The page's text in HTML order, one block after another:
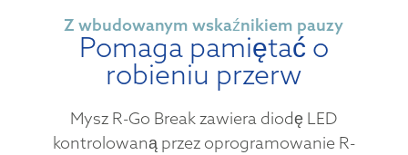
Z wbudowanym wskaźnikiem pauzy
Pomaga pamiętać o
robieniu przerw
Mysz R-Go Break zawiera diodę LED
kontrolowaną przez oprogramowanie R-